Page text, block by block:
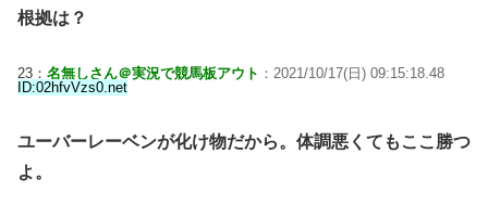
根拠は？
23： 名無しさん＠実況で競馬板アウト ：2021/10/17(日) 09:15:18.48
ID:02hfvVzs0.net
ユーバーレーベンが化け物だから。体調悪くてもここ勝つ
よ。